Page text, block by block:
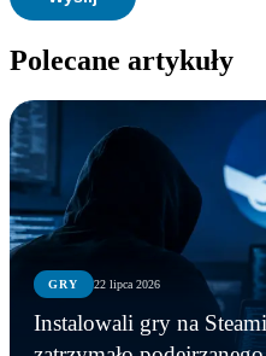
Polecane artykuły
GRY 22 lipca 2026
Instalowali gry na